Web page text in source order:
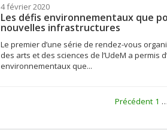
4 février 2020
Les défis environnementaux que
nouvelles infrastructures
Le premier d’une série de rendez-vous
des arts et des sciences de l’UdeM a permis
environnementaux que...
Précédent 1 …